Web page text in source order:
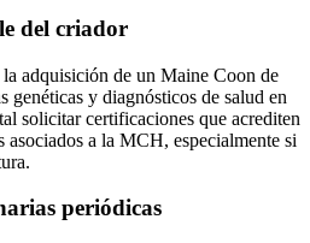
del criador
adquisición de un Maine Coon de
genéticas y diagnósticos de salud en
solicitar certificaciones que acrediten
asociados a la MCH, especialmente si
periódicas